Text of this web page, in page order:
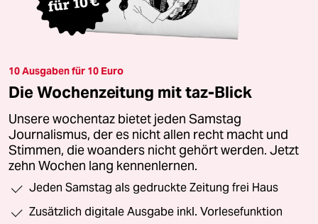
10 Ausgaben für 10 Euro
Die Wochenzeitung mit taz-Blick
Unsere wochentaz bietet jeden Samstag
Journalismus, der es nicht allen recht macht und
Stimmen, die woanders nicht gehört werden. Jetzt
zehn Wochen lang kennenlernen.
Jeden Samstag als gedruckte Zeitung frei Haus
Zusätzlich digitale Ausgabe inkl. Vorlesefunktion